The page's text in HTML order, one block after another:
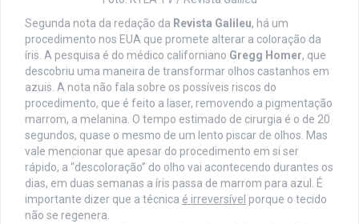
Segunda nota da redação da Revista Galileu, há um
procedimento nos EUA que promete alterar a coloração da
íris. A pesquisa é do médico californiano Gregg Homer, que
descobriu uma maneira de transformar olhos castanhos em
azuis. A nota não fala sobre os possíveis riscos do
procedimento, que é feito a laser, removendo a pigmentação
marrom, a melanina. O tempo estimado de cirurgia é o de 20
segundos, quase o mesmo de um lento piscar de olhos. Mas
vale mencionar que apesar do procedimento em si ser
rápido, a “descoloração” do olho vai acontecendo durantes os
dias, em duas semanas a íris passa de marrom para azul. É
importante dizer que a técnica é irreversível porque o tecido
não se regenera.